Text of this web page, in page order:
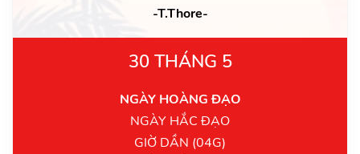
-T.Thore-
30 THÁNG 5
NGÀY HOÀNG ĐẠO
NGÀY HẮC ĐẠO
GIỜ DẦN (04G)